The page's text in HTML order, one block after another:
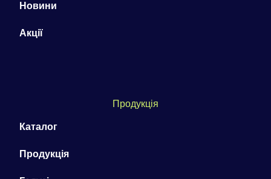
Новини
Акції
Продукція
Каталог
Продукція